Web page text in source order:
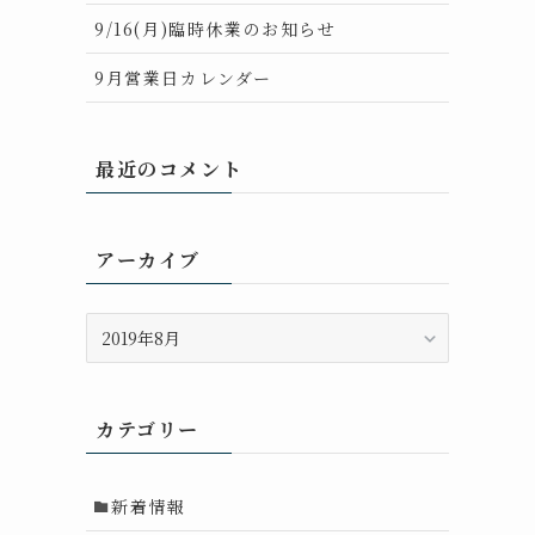
9/16(月)臨時休業のお知らせ
9月営業日カレンダー
最近のコメント
アーカイブ
ー
ブカテゴリー
新着情報